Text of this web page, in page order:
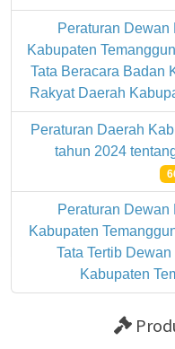
Peraturan
Kabupaten
Tata Beracara Badan
Rakyat Daerah
Peraturan Daerah
tahun 2024
Peraturan
Kabupaten
Tata Tertib
Kabupaten